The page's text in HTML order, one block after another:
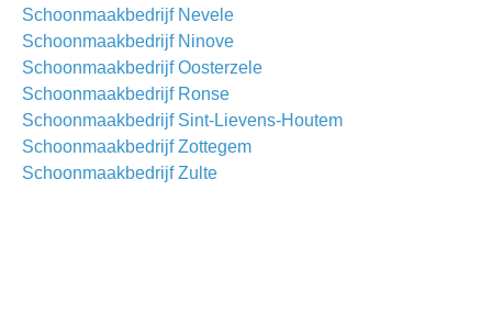
Schoonmaakbedrijf Nevele
Schoonmaakbedrijf Ninove
Schoonmaakbedrijf Oosterzele
Schoonmaakbedrijf Ronse
Schoonmaakbedrijf Sint-Lievens-Houtem
Schoonmaakbedrijf Zottegem
Schoonmaakbedrijf Zulte